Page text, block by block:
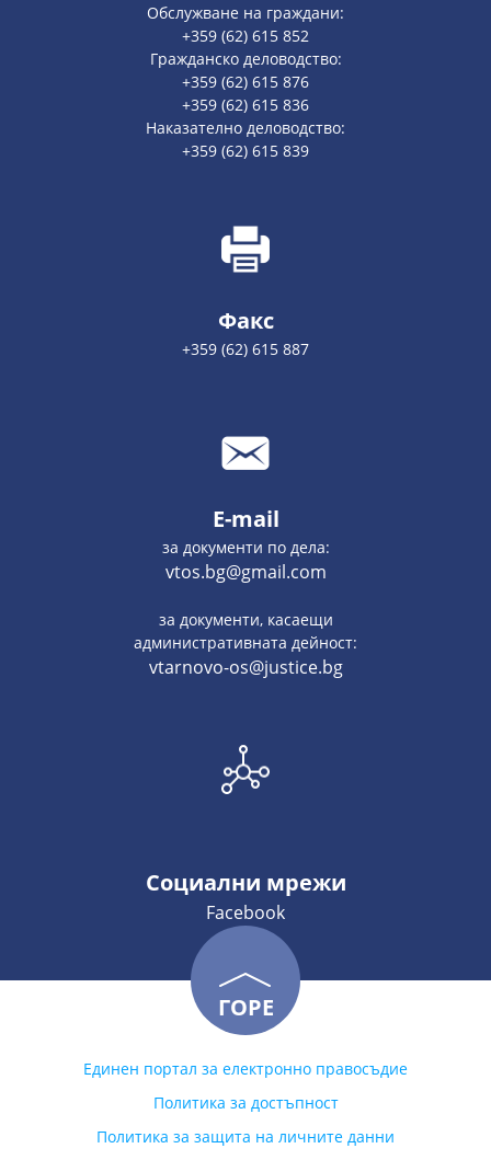
Обслужване на граждани:
+359 (62) 615 852
Гражданско деловодство:
+359 (62) 615 876
+359 (62) 615 836
Наказателно деловодство:
+359 (62) 615 839
Факс
+359 (62) 615 887
E-mail
за документи по дела:
vtos.bg@gmail.com
за документи, касаещи
административната дейност:
vtarnovo-os@justice.bg
Социални мрежи
Facebook
ГОРЕ
Единен портал за електронно правосъдие
Политика за достъпност
Политика за защита на личните данни